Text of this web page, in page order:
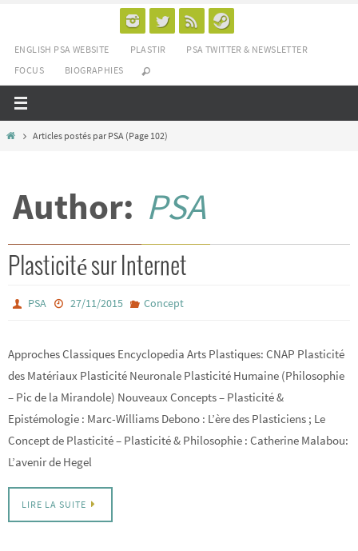
contenu
ENGLISH PSA WEBSITE PLASTIR
PSA TWITTER & NEWSLETTER
FOCUS
BIOGRAPHIES
HomeArticles postés par PSA (Page 102)
Author: PSA
Plasticité sur Internet
PSA 27/11/2015 Concept
Approches Classiques Encyclopedia Arts Plastiques: CNAP Plasticité
des Matériaux Plasticité Neuronale Plasticité Humaine (Philosophie
– Pic de la Mirandole) Nouveaux Concepts – Plasticité &
Epistémologie : Marc-Williams Debono : L’ère des Plasticiens ; Le
Concept de Plasticité – Plasticité & Philosophie : Catherine Malabou:
L’avenir de Hegel
LIRE LA SUITE